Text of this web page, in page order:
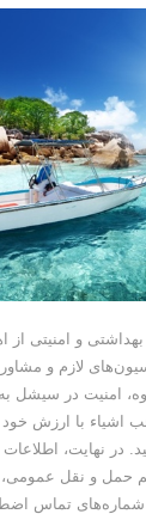
و امنیتی از
لازم و
امنیت در سیشل
اشیاء با ارزش خود
در نهایت،
حمل و نقل عمومی،
تماس